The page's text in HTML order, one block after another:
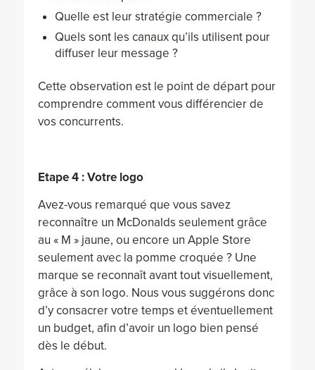
Quelle est leur stratégie commerciale ?
Quels sont les canaux qu’ils utilisent pour
diffuser leur message ?
Cette observation est le point de départ pour
comprendre comment vous différencier de
vos concurrents.
Etape 4 : Votre logo
Avez-vous remarqué que vous savez
reconnaître un McDonalds seulement grâce
au « M » jaune, ou encore un Apple Store
seulement avec la pomme croquée ? Une
marque se reconnaît avant tout visuellement,
grâce à son logo. Nous vous suggérons donc
d’y consacrer votre temps et éventuellement
un budget, afin d’avoir un logo bien pensé
dès le début.